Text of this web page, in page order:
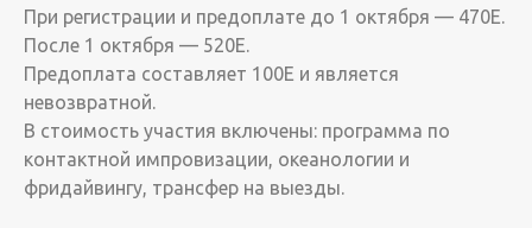
При регистрации и предоплате до 1 октября — 470Е.
После 1 октября — 520Е.
Предоплата составляет 100Е и является
невозвратной.
В стоимость участия включены: программа по
контактной импровизации, океанологии и
фридайвингу, трансфер на выезды.